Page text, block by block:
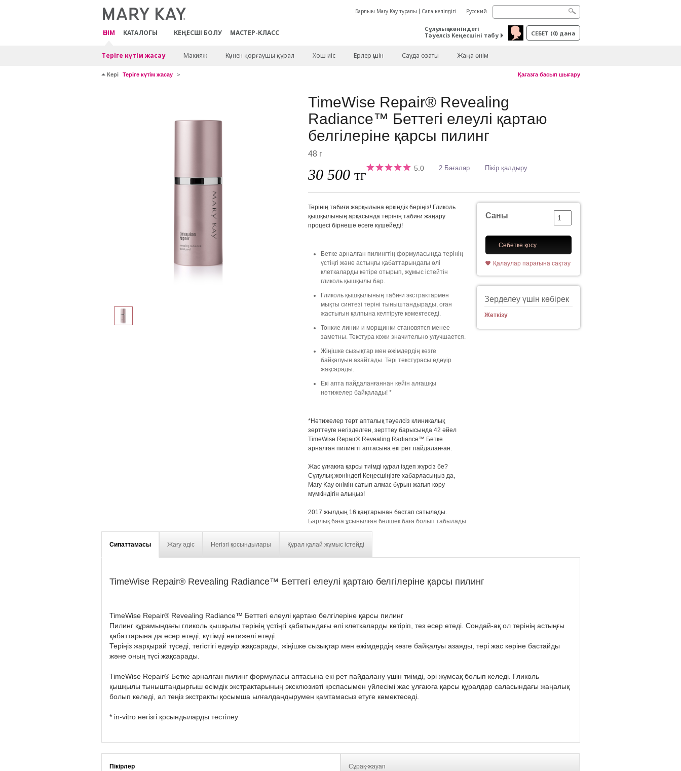
ӨНІМ КАТАЛОГЫ КЕҢЕСШІ БОЛУ МАСТЕР-КЛАСС
Барлығы Mary Kay туралы Сапа кепілдігі Русский
Сұлулық жөніндегі
Тәуелсіз Кеңесшіні табу
СЕБЕТ (0) дана
Теріге күтім жасау Макияж Күннен қорғаушы құрал Хош иіс Ерлер үшін Сауда озаты Жаңа өнім
Кері Теріге күтім жасау Қағазға басып шығару
TimeWise Repair® Revealing
Radiance™ Беттегі елеулі қартаю
белгілеріне қарсы пилинг
48 г
30 500ТГ
5.0 2 Бағалар Пікір қалдыру
Саны
Себетке қосу
Қалаулар парағына сақтау
Зерделеу үшін көбірек
Жеткізу
Терінің табиғи жарқылына еркіндік беріңіз! Гликоль
қышқылының арқасында терінің табиғи жаңару
процесі бірнеше есеге күшейеді!
Бетке арналған пилингтің формуласында терінің
үстіңгі және астыңғы қабаттарындағы өлі
клеткаларды кетіре отырып, жұмыс істейтін
гликоль қышқылы бар.
Гликоль қышқылының табиғи экстрактармен
мықты синтезі теріні тыныштандырады, оған
жастығын қалпына келтіруге көмектеседі.
Тонкие линии и морщинки становятся менее
заметны. Текстура кожи значительно улучшается.
Жіңішке сызықтар мен әжімдердің көзге
байқалуын азайтады. Тері текстурасы едәуір
жақсарады.
Екі апта пайдаланғаннан кейін алғашқы
нәтижелер байқалады! *
*Нәтижелер төрт апталық тәуелсіз клиникалық
зерттеуге негізделген, зерттеу барысында 42 әйел
TimeWise Repair® Revealing Radiance™ Бетке
арналған пилингті аптасына екі рет пайдаланған.
Жас ұлғаюға қарсы тиімді құрал іздеп жүрсіз бе?
Сұлулық жөніндегі Кеңесшіңізге хабарласыңыз да,
Mary Kay өнімін сатып алмас бұрын жағып көру
мүмкіндігін алыңыз!
2017 жылдың 16 қаңтарынан бастап сатылады.
Барлық баға ұсынылған бөлшек баға болып табылады
Сипаттамасы Жағу әдіс Негізгі қосындылары Құрал қалай жұмыс істейді
TimeWise Repair® Revealing Radiance™ Беттегі елеулі қартаю белгілеріне қарсы пилинг
TimeWise Repair® Revealing Radiance™ Беттегі елеулі қартаю белгілеріне қарсы пилинг
Пилинг құрамындағы гликоль қышқылы терінің үстіңгі қабатындағы өлі клеткаларды кетіріп, тез әсер етеді. Сондай-ақ ол терінің астыңғы
қабаттарына да әсер етеді, күтімді нәтижелі етеді.
Теріңіз жарқырай түседі, тегістігі едәуір жақсарады, жіңішке сызықтар мен әжімдердің көзге байқалуы азаяды, тері жас көріне бастайды
және оның түсі жақсарады.
TimeWise Repair® Бетке арналған пилинг формуласы аптасына екі рет пайдалану үшін тиімді, әрі жұмсақ болып келеді. Гликоль
қышқылы тыныштандырғыш өсімдік экстрактарының эксклюзивті қоспасымен үйлесімі жас ұлғаюға қарсы құралдар саласындағы жаңалық
болып келеді, ал теңіз экстракты қосымша ылғалдандырумен қамтамасыз етуге көмектеседі.
* in-vitro негізгі қосындыларды тестілеу
Пікірлер Сұрақ-жауап